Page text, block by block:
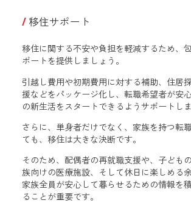
移住サポート
移住に関する不安や負担を軽減するため、
ポートを提供しましょう。
引越し費用や初期費用に対する補助、住居
援などをパッケージ化し、転職希望者が安
の新生活をスタートできるようサポートしま
さらに、単身者だけでなく、家族を持つ転
ても、移住は大きな決断です。
そのため、配偶者の再就職支援や、子ども
族向けの医療施設、そして休日に楽しめる余
家族全員が安心して暮らせるための情報を
ることが重要です。